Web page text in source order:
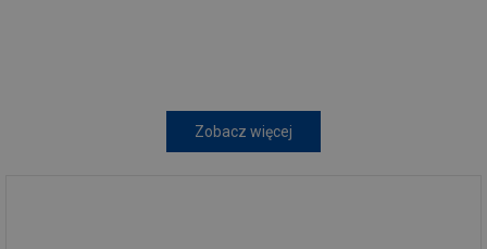
Zobacz więcej